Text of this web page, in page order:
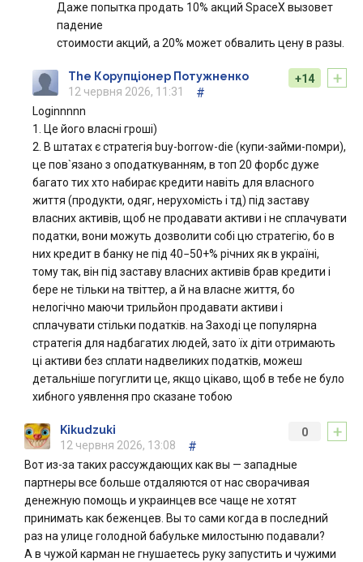
Даже попытка продать 10% акций SpaceX вызовет
падение
стоимости акций, а 20% может обвалить цену в разы.
+
+14
The Корупціонер Потужненко
12 червня 2026, 11:31
#
Loginnnnn
1. Це його власні гроші)
2. В штатах є стратегія buy-borrow-die (купи-займи-помри),
це пов`язано з оподаткуванням, в топ 20 форбс дуже
багато тих хто набирає кредити навіть для власного
життя (продукти, одяг, нерухомість і тд) під заставу
власних активів, щоб не продавати активи і не сплачувати
податки, вони можуть дозволити собі цю стратегію, бо в
них кредит в банку не під 40−50+% річних як в україні,
тому так, він під заставу власних активів брав кредити і
бере не тільки на твіттер, а й на власне життя, бо
нелогічно маючи трильйон продавати активи і
сплачувати стільки податків. на Заході це популярна
стратегія для надбагатих людей, зато їх діти отримають
ці активи без сплати надвеликих податків, можеш
детальніше погуглити це, якщо цікаво, щоб в тебе не було
хибного уявлення про сказане тобою
+
0
Kikudzuki
12 червня 2026, 13:08
#
Вот из-за таких рассуждающих как вы — западные
партнеры все больше отдаляются от нас сворачивая
денежную помощь и украинцев все чаще не хотят
принимать как беженцев. Вы то сами когда в последний
раз на улице голодной бабульке милостыню подавали?
А в чужой карман не гнушаетесь руку запустить и чужими